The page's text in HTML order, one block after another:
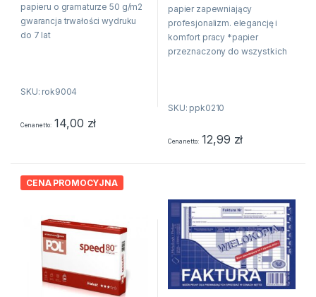
papieru o gramaturze 50 g/m2
gwarancja trwałości wydruku
do 7 lat
SKU: rok9004
Cena netto 14,00 zł
papier zapewniający
profesjonalizm. elegancję i
komfort pracy *papier
przeznaczony do wszystkich
technologia ColorLok
wysychanie druku. pogłębione
SKU: ppk0210
Cena netto 12,99 zł
CENA PROMOCYJNA